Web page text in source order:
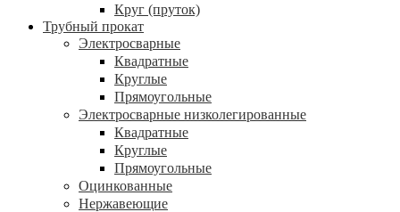
Круг (пруток)
Трубный прокат
Электросварные
Квадратные
Круглые
Прямоугольные
Электросварные низколегированные
Квадратные
Круглые
Прямоугольные
Оцинкованные
Нержавеющие